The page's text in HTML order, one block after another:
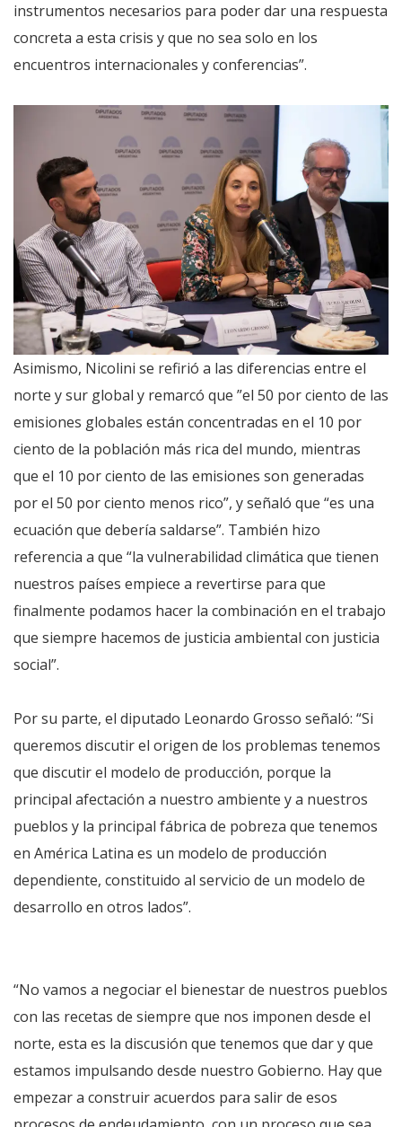
instrumentos necesarios para poder dar una respuesta
concreta a esta crisis y que no sea solo en los
encuentros internacionales y conferencias”.
Asimismo, Nicolini se refirió a las diferencias entre el
norte y sur global y remarcó que ”el 50 por ciento de las
emisiones globales están concentradas en el 10 por
ciento de la población más rica del mundo, mientras
que el 10 por ciento de las emisiones son generadas
por el 50 por ciento menos rico”, y señaló que “es una
ecuación que debería saldarse”. También hizo
referencia a que “la vulnerabilidad climática que tienen
nuestros países empiece a revertirse para que
finalmente podamos hacer la combinación en el trabajo
que siempre hacemos de justicia ambiental con justicia
social”.
Por su parte, el diputado Leonardo Grosso señaló: “Si
queremos discutir el origen de los problemas tenemos
que discutir el modelo de producción, porque la
principal afectación a nuestro ambiente y a nuestros
pueblos y la principal fábrica de pobreza que tenemos
en América Latina es un modelo de producción
dependiente, constituido al servicio de un modelo de
desarrollo en otros lados”.
“No vamos a negociar el bienestar de nuestros pueblos
con las recetas de siempre que nos imponen desde el
norte, esta es la discusión que tenemos que dar y que
estamos impulsando desde nuestro Gobierno. Hay que
empezar a construir acuerdos para salir de esos